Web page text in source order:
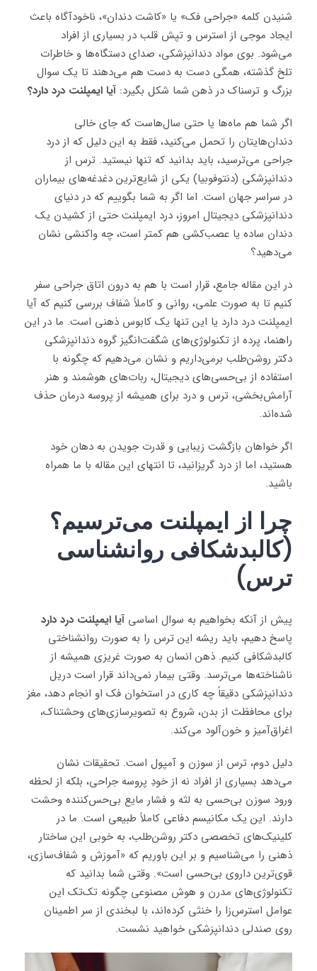
شنیدن کلمه «جراحی فک» یا «کاشت دندان»، ناخودآگاه باعث
ایجاد موجی از استرس و تپش قلب در بسیاری از افراد
می‌شود. بوی مواد دندانپزشکی، صدای دستگاه‌ها و خاطرات
تلخ گذشته، همگی دست به دست هم می‌دهند تا یک سوال
بزرگ و ترسناک در ذهن شما شکل بگیرد: آیا ایمپلنت درد دارد؟
اگر شما هم ماه‌ها یا حتی سال‌هاست که جای خالی
دندان‌هایتان را تحمل می‌کنید، فقط به این دلیل که از درد
جراحی می‌ترسید، باید بدانید که تنها نیستید. ترس از
دندانپزشکی (دنتوفوبیا) یکی از شایع‌ترین دغدغه‌های بیماران
در سراسر جهان است. اما اگر به شما بگوییم که در دنیای
دندانپزشکی دیجیتال امروز، درد ایمپلنت حتی از کشیدن یک
دندان ساده یا عصب‌کشی هم کمتر است، چه واکنشی نشان
می‌دهید؟
در این مقاله جامع، قرار است با هم به درون اتاق جراحی سفر
کنیم تا به صورت علمی، روانی و کاملاً شفاف بررسی کنیم که آیا
ایمپلنت درد دارد یا این تنها یک کابوس ذهنی است. ما در این
راهنما، پرده از تکنولوژی‌های شگفت‌انگیز گروه دندانپزشکی
دکتر روشن‌طلب برمی‌داریم و نشان می‌دهیم که چگونه با
استفاده از بی‌حسی‌های دیجیتال، ربات‌های هوشمند و هنر
آرامش‌بخشی، ترس و درد برای همیشه از پروسه درمان حذف
شده‌اند.
اگر خواهان بازگشت زیبایی و قدرت جویدن به دهان خود
هستید، اما از درد گریزانید، تا انتهای این مقاله با ما همراه
باشید.
چرا از ایمپلنت می‌ترسیم؟
(کالبدشکافی روانشناسی
ترس)
پیش از آنکه بخواهیم به سوال اساسی آیا ایمپلنت درد دارد
پاسخ دهیم، باید ریشه این ترس را به صورت روانشناختی
کالبدشکافی کنیم. ذهن انسان به صورت غریزی همیشه از
ناشناخته‌ها می‌ترسد. وقتی بیمار نمی‌داند قرار است دریل
دندانپزشکی دقیقاً چه کاری در استخوان فک او انجام دهد، مغز
برای محافظت از بدن، شروع به تصویرسازی‌های وحشتناک،
اغراق‌آمیز و خون‌آلود می‌کند.
دلیل دوم، ترس از سوزن و آمپول است. تحقیقات نشان
می‌دهد بسیاری از افراد نه از خودِ پروسه جراحی، بلکه از لحظه
ورود سوزن بی‌حسی به لثه و فشار مایع بی‌حس‌کننده وحشت
دارند. این یک مکانیسم دفاعی کاملاً طبیعی است. ما در
کلینیک‌های تخصصی دکتر روشن‌طلب، به خوبی این ساختار
ذهنی را می‌شناسیم و بر این باوریم که «آموزش و شفاف‌سازی،
قوی‌ترین داروی بی‌حسی است». وقتی شما بدانید که
تکنولوژی‌های مدرن و هوش مصنوعی چگونه تک‌تک این
عوامل استرس‌زا را خنثی کرده‌اند، با لبخندی از سر اطمینان
روی صندلی دندانپزشکی خواهید نشست.